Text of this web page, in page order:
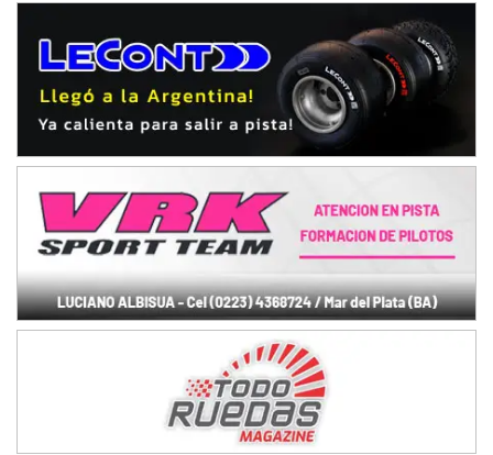
Ciudad de Avellaneda (Asfalto)
Avellaneda (Santa Fe)
SUR SANTAFESINO - F4
José Samuel Sánchez (Tierra)
Rufino (Santa Fe)
TUCUMANO - F5
Juan Navarro (Asfalto)
El Timbó (Tucumán)